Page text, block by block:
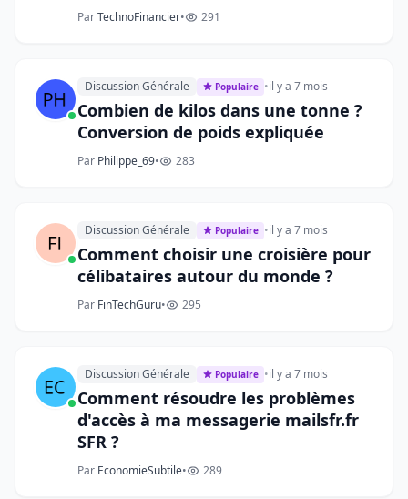
ParTechnoFinancier• 291
Discussion Générale Populaire •il y a 7 mois
Combien de kilos dans une tonne ?
Conversion de poids expliquée
Par Philippe_69• 283
Discussion Générale Populaire •il y a 7 mois
Comment choisir une croisière pour
célibataires autour du monde ?
Par FinTechGuru• 295
Discussion Générale Populaire •il y a 7 mois
Comment résoudre les problèmes
d'accès à ma messagerie mailsfr.fr
SFR ?
Par EconomieSubtile• 289